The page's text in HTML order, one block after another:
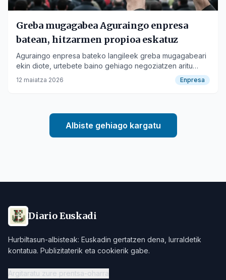
Greba mugagabea Aguraingo enpresa
batean, hitzarmen propioa eskatuz
Aguraingo enpresa bateko langileek greba mugagabeari
ekin diote, urtebete baino gehiago negoziatzen aritu
ondoren hitzarmen propioa lortzeko.
12 maiatza 2026 Enpresa
Albiste gehiago kargatu
Diario Euskadi
Hurbiltasun-albisteak: Euskadin gertatzen dena, lurraldetik
kontatua. Publizitaterik eta cookierik gabe.
Argitaratu zure prentsa-oharra